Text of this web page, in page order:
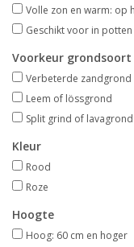
Bodemverbetering
Overige producten
Advies
Onze tuinen!
Sterke Bollen Dagen
Volle zon en warm: op
Geschikt voor in potten
Voorkeur grondsoort
Verbeterde zandgrond
Leem of lössgrond
Split grind of lavagrond
Kleur
Rood
Roze
Hoogte
Hoog: 60 cm en hoger